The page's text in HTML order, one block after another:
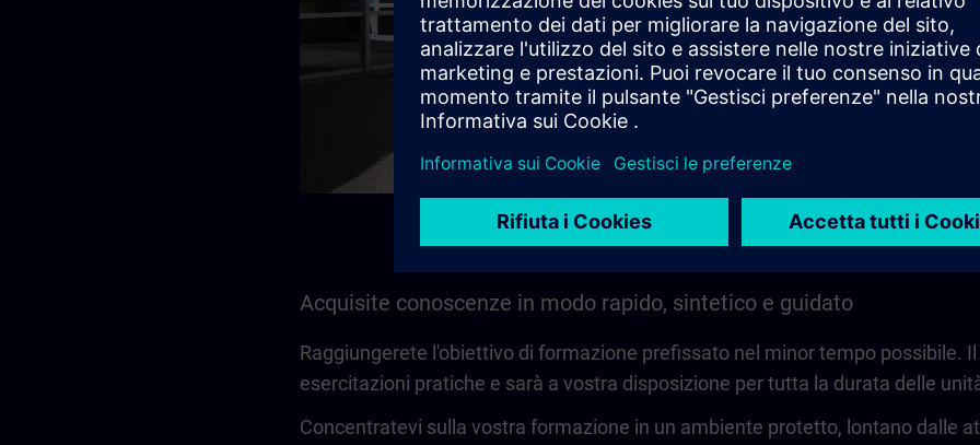
Play
Video
Acquisite conoscenze in modo rapido, sintetico e guidato
Raggiungerete l'obiettivo di formazione prefissato nel minor tempo possibile.
esercitazioni pratiche e sarà a vostra disposizione per tutta la durata delle
Concentratevi sulla vostra formazione in un ambiente protetto, lontano dalle